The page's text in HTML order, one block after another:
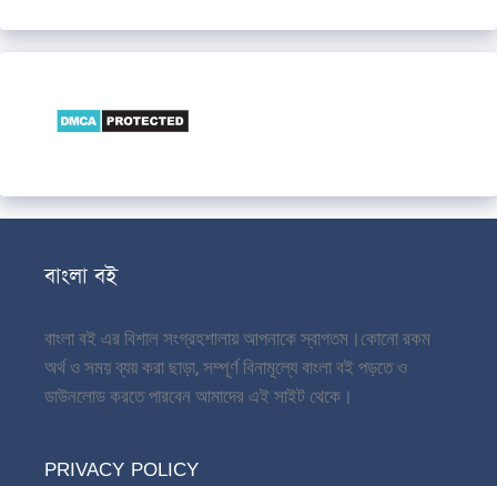
বাংলা বই
বাংলা বই এর বিশাল সংগ্রহশালায় আপনাকে স্বাগতম।কোনো রকম
অর্থ ও সময় ব্যয় করা ছাড়া, সম্পূর্ণ বিনামূল্যে বাংলা বই পড়তে ও
ডাউনলোড করতে পারবেন আমাদের এই সাইট থেকে।
PRIVACY POLICY